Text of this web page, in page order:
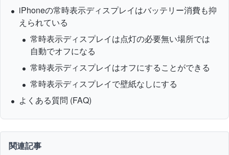
iPhoneの常時表示ディスプレイはバッテリー消費も抑
えられている
常時表示ディスプレイは点灯の必要無い場所では
自動でオフになる
常時表示ディスプレイはオフにすることができる
常時表示ディスプレイで壁紙なしにする
よくある質問 (FAQ)
関連記事